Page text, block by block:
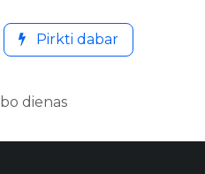
Pirkti dabar
dienas